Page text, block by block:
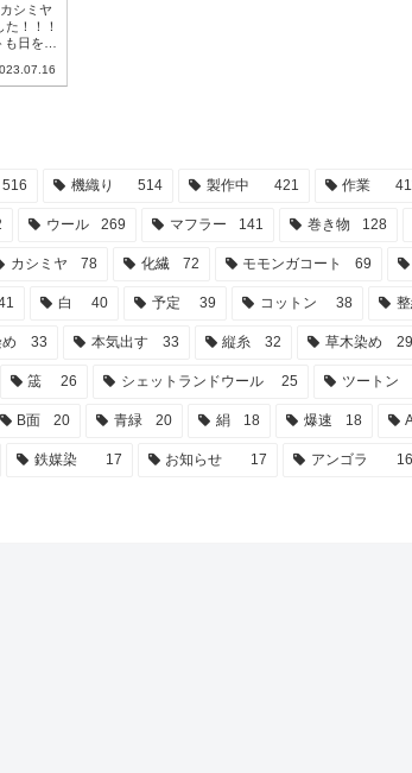
シミヤ
！！！
日を重
機から
516 機織り 514 製作中 421 作業
ウール 269 マフラー 141 巻き物 128
カシミヤ 78 化繊 72 モモンガコート 69
白 40 予定 39 コットン 38
33 本気出す 33 縦糸 32 草木染め 29
筬 26 シェットランドウール 25 ツートン
B面 20 青緑 20 絹 18 爆速 18
鉄媒染 17 お知らせ 17 アンゴラ 16